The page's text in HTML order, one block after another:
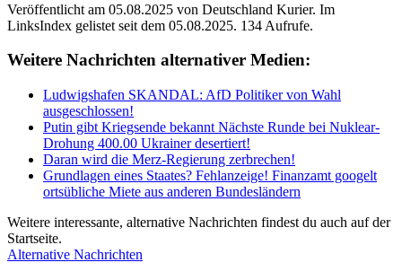
Veröffentlicht am 05.08.2025 von Deutschland Kurier. Im
LinksIndex gelistet seit dem 05.08.2025. 134 Aufrufe.
Weitere Nachrichten alternativer Medien:
Ludwigshafen SKANDAL: AfD Politiker von Wahl
ausgeschlossen!
Putin gibt Kriegsende bekannt Nächste Runde bei Nuklear-
Drohung 400.00 Ukrainer desertiert!
Daran wird die Merz-Regierung zerbrechen!
Grundlagen eines Staates? Fehlanzeige! Finanzamt googelt
ortsübliche Miete aus anderen Bundesländern
Weitere interessante, alternative Nachrichten findest du auch auf der
Startseite.
Alternative Nachrichten